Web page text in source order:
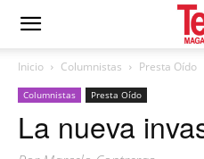
Inicio Columnistas Presta Oído
Columnistas Presta Oído
La nueva